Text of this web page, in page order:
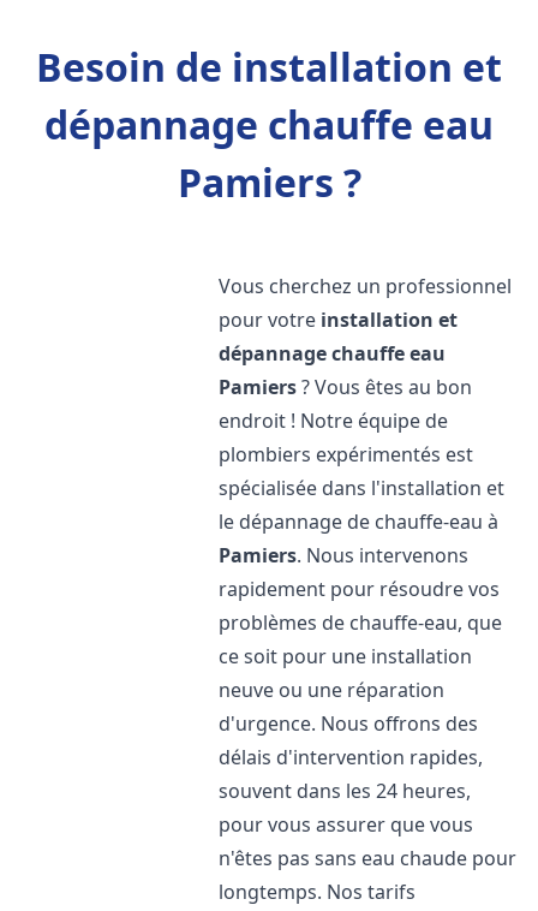
Besoin de installation et
dépannage chauffe eau
Pamiers ?
Vous cherchez un professionnel
pour votre installation et
dépannage chauffe eau
Pamiers? Vous êtes au bon
endroit ! Notre équipe de
plombiers expérimentés est
spécialisée dans l'installation et
le dépannage de chauffe-eau à
Pamiers. Nous intervenons
rapidement pour résoudre vos
problèmes de chauffe-eau, que
ce soit pour une installation
neuve ou une réparation
d'urgence. Nous offrons des
délais d'intervention rapides,
souvent dans les 24 heures,
pour vous assurer que vous
n'êtes pas sans eau chaude pour
longtemps. Nos tarifs